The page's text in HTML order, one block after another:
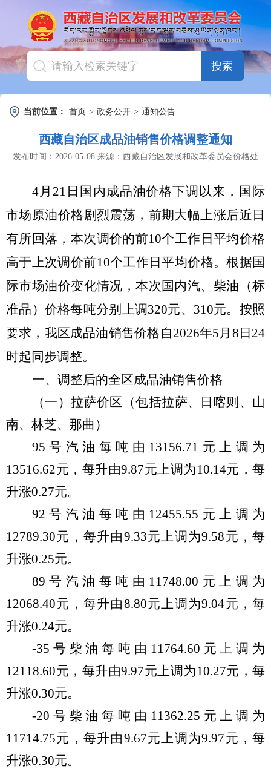
搜索
当前位置： 首页 > 政务公开 > 通知公告
西藏自治区成品油销售价格调整通知
发布时间： 2026-05-08 来源： 西藏自治区发展和改革委员会价格处
4月 21 日国内成品油价格下调 以来，国际
市场原油价格剧烈震荡，前期大幅上涨后近日
有所回落， 本次调价的前10个工作日平均价格
高于上次调价前10个工作日平均价格。根据国
际市场油价变化情况，本次国内汽、柴油（标
准品）价格每吨分别 上调320元、 310元。 按照
要求，我区成品油销售价格自2026年5月 8 日 24
时起同步调整。
一、调整后的全区成品油销售价格
（一）拉萨价区 （包括拉萨、日喀则、山
南、林芝、那曲 ）
95 号汽油每吨由 13156.71 元上 调 为
13516.62元，每升由9.87元上调为 10.14元，每
升涨0.27元。
92 号汽油每吨由 12455.55 元上 调 为
12789.30元 ，每升由9.33元上调 为9.58元，每
升涨0.25元。
89 号汽油每吨由 11748.00 元上 调 为
12068.40元，每升由8.80元上调 为9.04元，每
升涨0.24元。
-35 号柴油每吨由 11764.60 元上调 为
12118.60元，每升由9.97元上调为 10.27元，每
升涨0.30元。
-20 号柴油每吨由 11362.25 元上调 为
11714.75元，每升由9.67元上调 为9.97元，每
升涨0.30元。